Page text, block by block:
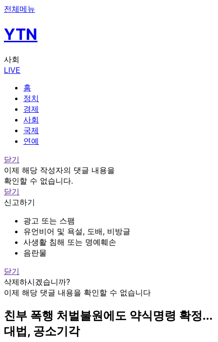
전체메뉴
YTN
사회
LIVE
홈
정치
경제
사회
국제
연예
닫기
이제 해당 작성자의 댓글 내용을
확인할 수 없습니다.
닫기
신고하기
광고 또는 스팸
유언비어 및 욕설, 도배, 비방글
사생활 침해 또는 명예훼손
음란물
닫기
삭제하시겠습니까?
이제 해당 댓글 내용을 확인할 수 없습니다
친부 폭행 처벌불원에도 약식명령 확정...
대법, 공소기각